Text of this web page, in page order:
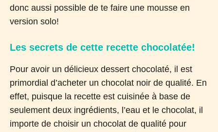
donc aussi possible de te faire une mousse en
version solo!
Les secrets de cette recette chocolatée!
Pour avoir un délicieux dessert chocolaté, il est
primordial d’acheter un chocolat noir de qualité. En
effet, puisque la recette est cuisinée à base de
seulement deux ingrédients, l’eau et le chocolat, il
importe de choisir un chocolat de qualité pour